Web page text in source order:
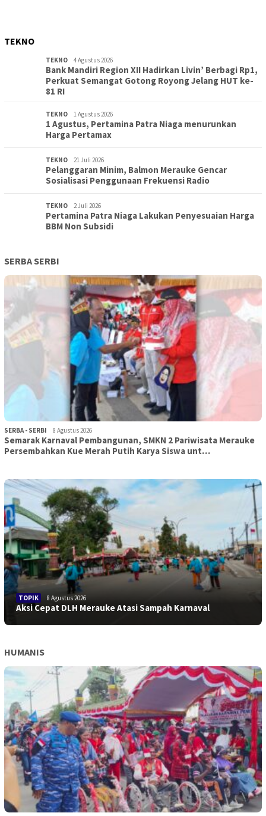
TEKNO
TEKNO 4 Agustus 2026
Bank Mandiri Region XII Hadirkan Livin’ Berbagi Rp1,
Perkuat Semangat Gotong Royong Jelang HUT ke-
81 RI
TEKNO 1 Agustus 2026
1 Agustus, Pertamina Patra Niaga menurunkan
Harga Pertamax
TEKNO 21 Juli 2026
Pelanggaran Minim, Balmon Merauke Gencar
Sosialisasi Penggunaan Frekuensi Radio
TEKNO 2 Juli 2026
Pertamina Patra Niaga Lakukan Penyesuaian Harga
BBM Non Subsidi
SERBA SERBI
SERBA - SERBI 8 Agustus 2026
Semarak Karnaval Pembangunan, SMKN 2 Pariwisata Merauke
Persembahkan Kue Merah Putih Karya Siswa unt…
TOPIK 8 Agustus 2026
Aksi Cepat DLH Merauke Atasi Sampah Karnaval
HUMANIS